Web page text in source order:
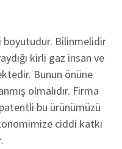
boyutudur. Bilinmelidir
kirli gaz insan ve
Bunun önüne
olmalıdır. Firma
bu ürünümüzü
ciddi katkı